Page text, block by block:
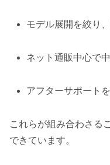
モデル展開を絞り
ネット通販中心で
アフターサポート
これらが組み合わさる
できています。